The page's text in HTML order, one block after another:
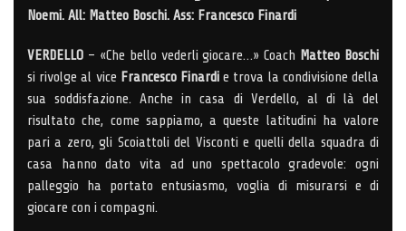
Noemi. All: Matteo Boschi. Ass: Francesco Finardi
VERDELLO – «Che bello vederli giocare…» Coach Matteo Boschi
si rivolge al vice Francesco Finardi e trova la condivisione della
sua soddisfazione. Anche in casa di Verdello, al di là del
risultato che, come sappiamo, a queste latitudini ha valore
pari a zero, gli Scoiattoli del Visconti e quelli della squadra di
casa hanno dato vita ad uno spettacolo gradevole: ogni
palleggio ha portato entusiasmo, voglia di misurarsi e di
giocare con i compagni.